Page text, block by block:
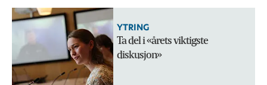
YTRING
Ta del i «årets viktigste
diskusjon»